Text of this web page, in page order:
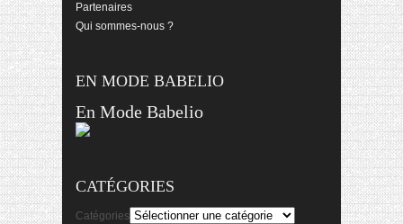
Partenaires
Qui sommes-nous ?
EN MODE BABELIO
En Mode Babelio
CATÉGORIES
Catégories